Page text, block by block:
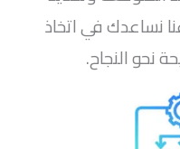
نساعدك في اتخاذ
نحو النجاح.